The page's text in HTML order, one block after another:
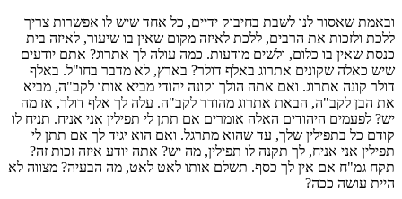
ובאמת שאסור לנו לשבת בחיבוק ידיים, כל אחד שיש לו אפשרות צריך
ללכת ולזכות את הרבים, ללכת לאיזה מקום שאין בו שיעור, לאיזה בית
כנסת שאין בו כלום, ולשים מודעות. כמה עולה לך אתרוג? אתם יודעים
שיש כאלה שקונים אתרוג באלף דולר? בארץ, לא מדבר בחו"ל. באלף
דולר קונה אתרוג. ואם אתה הולך וקונה יהודי מביא אותו לקב"ה, מביא
את הבן לקב"ה, הבאת אתרוג מהודר לקב"ה. עלה לך אלף דולר, אז מה
יש? לפעמים היהודים האלה אומרים אם תתן לי תפילין אני אניח. תניח לו
קודם כל בתפילין שלך, עד שהוא מתרגל. ואם הוא יגיד לך אם תתן לי
תפילין אני אניח, לך תקנה לו תפילין, מה יש? אתה יודע איזה זכות זה?
תקח גמ"ח אם אין לך כסף. תשלם אותו לאט לאט, מה הבעיה? מצווה לא
היית עושה ככה?